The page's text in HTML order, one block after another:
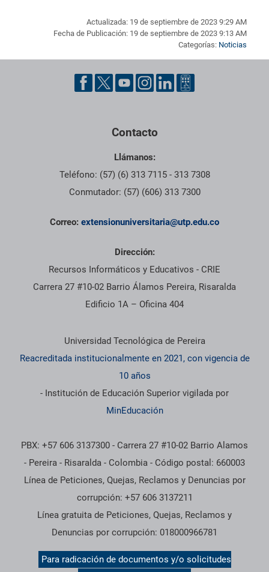
Actualizada: 19 de septiembre de 2023 9:29 AM
Fecha de Publicación: 19 de septiembre de 2023 9:13 AM
Categorías: Noticias
Pie de página con información de contacto, redes sociales y
Contacto
Llámanos:
Teléfono: (57) (6) 313 7115 - 313 7308
Conmutador: (57) (606) 313 7300
Correo: extensionuniversitaria@utp.edu.co
Dirección:
Recursos Informáticos y Educativos - CRIE
Carrera 27 #10-02 Barrio Álamos Pereira, Risaralda
Edificio 1A – Oficina 404
Información institucional
Universidad Tecnológica de Pereira
Reacreditada institucionalmente en 2021, con vigencia de
10 años
- Institución de Educación Superior vigilada por
MinEducación
PBX: +57 606 3137300 - Carrera 27 #10-02 Barrio Alamos
- Pereira - Risaralda - Colombia - Código postal: 660003
Línea de Peticiones, Quejas, Reclamos y Denuncias por
corrupción: +57 606 3137211
Línea gratuita de Peticiones, Quejas, Reclamos y
Denuncias por corrupción: 018000966781
Para radicación de documentos y/o solicitudes